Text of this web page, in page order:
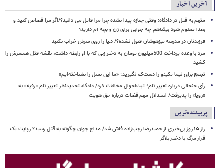
آخرین اخبار
متهم به قتل در دادگاه: وقتی جنازه پیدا نشده چرا مرا قاتل می دانید؟/اگر مرا قصاص کنید و
بعدا معلوم شود بیگناهم چه جوابی برای زن و بچه ام دارید؟
فرزندتان در مدرسه تیزهوشان قبول نشده؟/ دنیا را روی سرش خراب نکنید
مرد با وعده پرداخت 500میلیون تومان به دختر زنی که با او رابطه داشت، نقشه قتل همسرش را
کشید
تجمع برای نیما تکیدو را دست‌کم نگیرید؛ «ما این نسل را نشناخته‌ایم»
رأی جنجالی درباره تغییر نام؛ ثبت‌احوال مخالفت کرد/ دادگاه تجدیدنظر تغییر نام «رقیه» به
«رویا» را پذیرفت/ استدلال مهم قضات درباره حق هویت
پربیننده‌ترین
راز ۱۵ روز بی‌خبری از حمیدرضا رجب‌زاده فاش شد/ مداح جوان چگونه به قتل رسید؟ روایت یک
قرار مرگ با دختر بلاگر